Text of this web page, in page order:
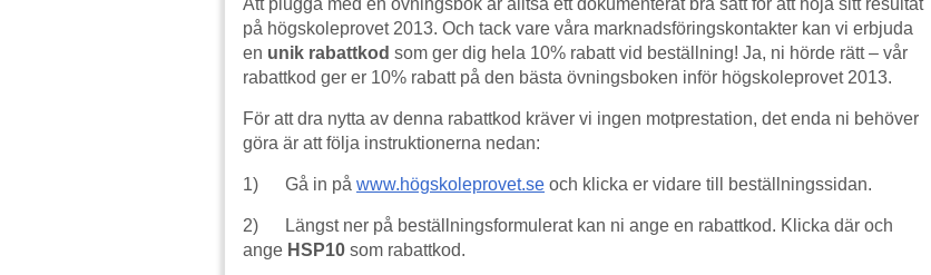
Att plugga med en övningsbok är alltså ett dokumenterat bra sätt för att höja sitt resultat
på högskoleprovet 2013. Och tack vare våra marknadsföringskontakter kan vi erbjuda
en unik rabattkod som ger dig hela 10% rabatt vid beställning! Ja, ni hörde rätt – vår
rabattkod ger er 10% rabatt på den bästa övningsboken inför högskoleprovet 2013.
För att dra nytta av denna rabattkod kräver vi ingen motprestation, det enda ni behöver
göra är att följa instruktionerna nedan:
1) Gå in på www.högskoleprovet.se och klicka er vidare till beställningssidan.
2) Längst ner på beställningsformulerat kan ni ange en rabattkod. Klicka där och
ange HSP10 som rabattkod.